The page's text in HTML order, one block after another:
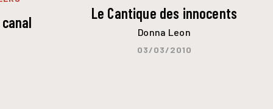
Le Cantique des innocents
Donna Leon
03/03/2010